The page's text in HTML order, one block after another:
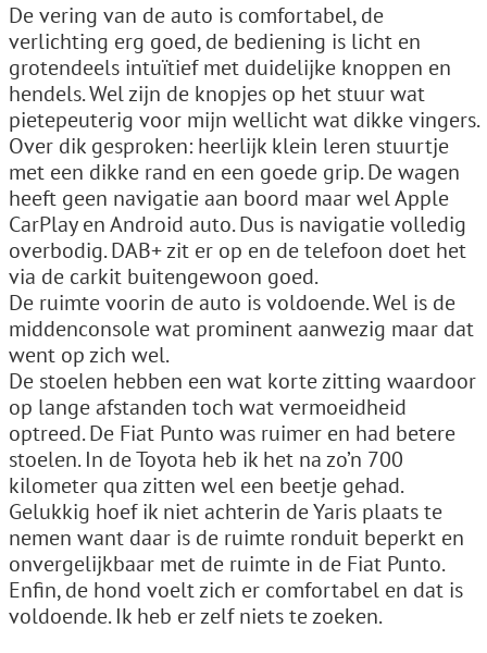
De vering van de auto is comfortabel, de
verlichting erg goed, de bediening is licht en
grotendeels intuïtief met duidelijke knoppen en
hendels. Wel zijn de knopjes op het stuur wat
pietepeuterig voor mijn wellicht wat dikke vingers.
Over dik gesproken: heerlijk klein leren stuurtje
met een dikke rand en een goede grip. De wagen
heeft geen navigatie aan boord maar wel Apple
CarPlay en Android auto. Dus is navigatie volledig
overbodig. DAB+ zit er op en de telefoon doet het
via de carkit buitengewoon goed.
De ruimte voorin de auto is voldoende. Wel is de
middenconsole wat prominent aanwezig maar dat
went op zich wel.
De stoelen hebben een wat korte zitting waardoor
op lange afstanden toch wat vermoeidheid
optreed. De Fiat Punto was ruimer en had betere
stoelen. In de Toyota heb ik het na zo’n 700
kilometer qua zitten wel een beetje gehad.
Gelukkig hoef ik niet achterin de Yaris plaats te
nemen want daar is de ruimte ronduit beperkt en
onvergelijkbaar met de ruimte in de Fiat Punto.
Enfin, de hond voelt zich er comfortabel en dat is
voldoende. Ik heb er zelf niets te zoeken.